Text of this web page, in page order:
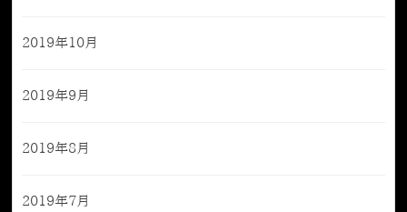
2019年10月
2019年9月
2019年8月
2019年7月